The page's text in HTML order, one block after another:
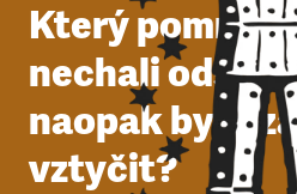
Který pomník
nechali
naopak by si
vztyčit?